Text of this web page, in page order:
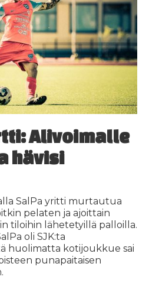
Alivoimalle
hävisi
SalPa yritti murtautua
pelaten ja ajoittain
tiloihin lähetetyillä palloilla.
oli SJK:ta
huolimatta kotijoukkue sai
punapaitaisen